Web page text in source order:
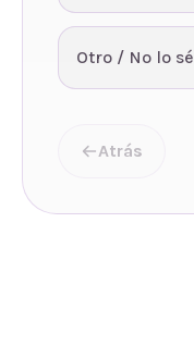
Otro / No lo sé
Atrás